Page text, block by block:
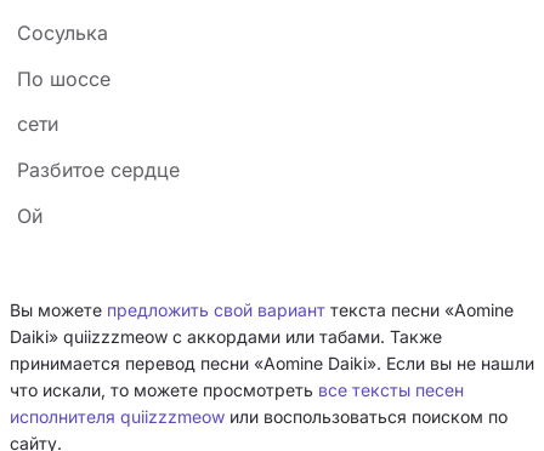
Сосулька
По шоссе
сети
Разбитое сердце
Ой
Вы можете предложить свой вариант текста песни «Aomine
Daiki» ​quiizzzmeow с аккордами или табами. Также
принимается перевод песни «Aomine Daiki». Если вы не нашли
что искали, то можете просмотреть все тексты песен
исполнителя ​quiizzzmeow или воспользоваться поиском по
сайту.